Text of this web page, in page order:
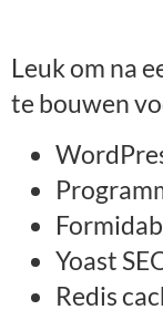
Leuk om na
te bouwen
Yoast
Redis